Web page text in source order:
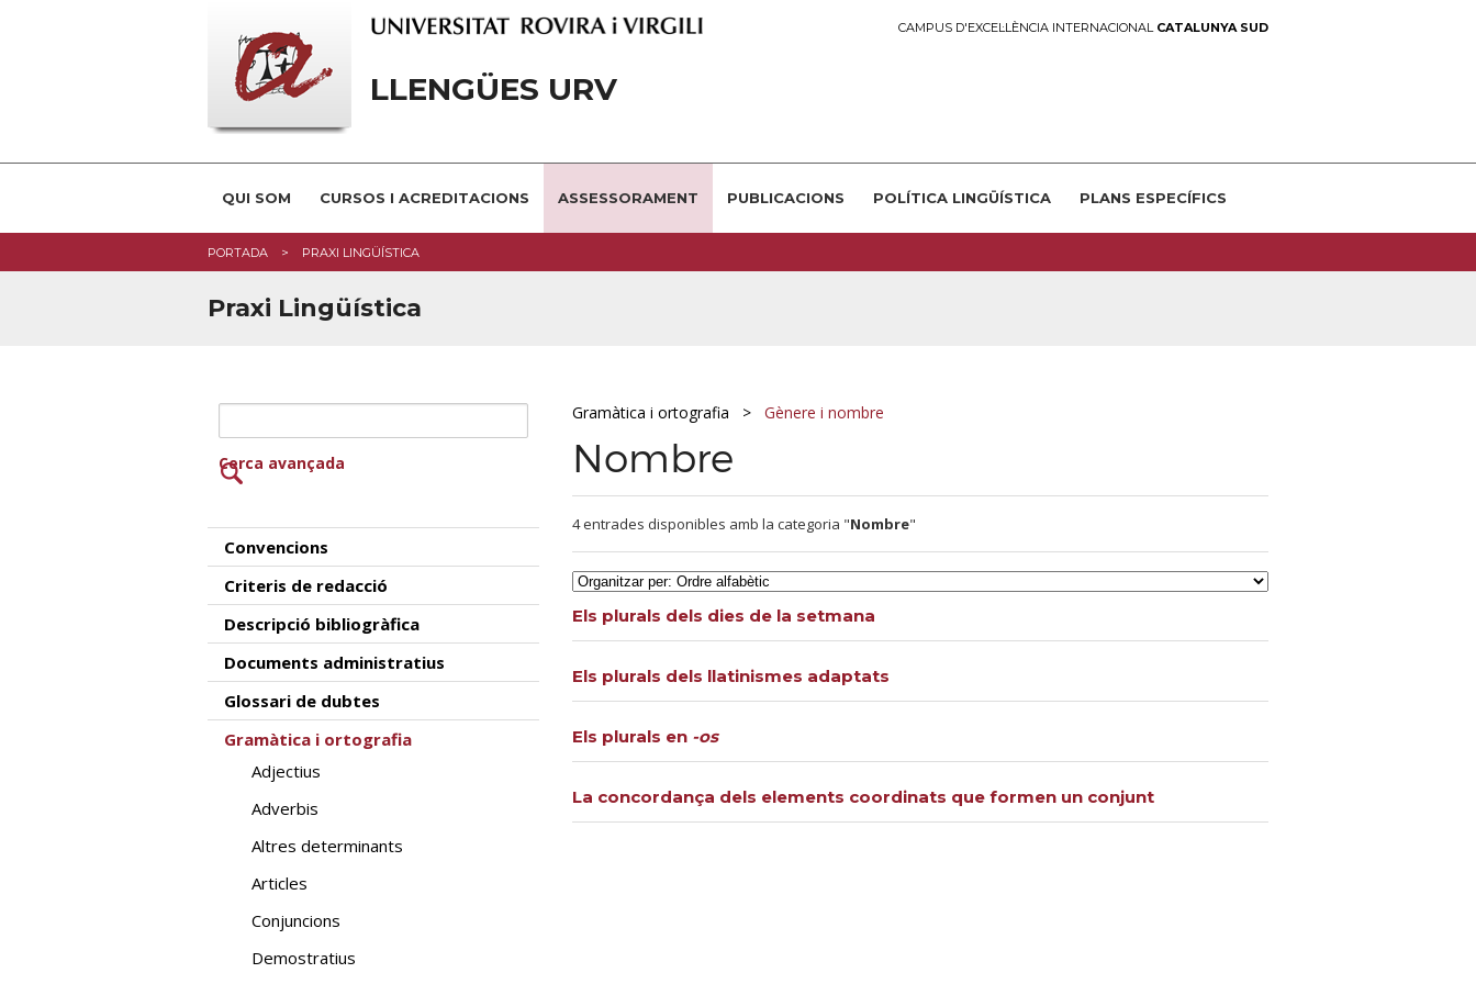
CAMPUS D'EXCEL·LÈNCIA INTERNACIONAL CATALUNYA SUD
LLENGÜES URV
QUI SOM CURSOS I ACREDITACIONS ASSESSORAMENT PUBLICACIONS POLÍTICA LINGÜÍSTICA PLANS ESPECÍFICS
PORTADA PRAXI LINGÜÍSTICA
Praxi Lingüística
Gramàtica i ortografia Gènere i nombre
Nombre
4 entrades disponibles amb la categoria "Nombre"
Els plurals dels dies de la setmana
Els plurals dels llatinismes adaptats
Els plurals en -os
La concordança dels elements coordinats que formen un conjunt
Cerca avançada
Convencions
Criteris de redacció
Descripció bibliogràfica
Documents administratius
Glossari de dubtes
Gramàtica i ortografia
Adjectius
Adverbis
Altres determinants
Articles
Conjuncions
Demostratius